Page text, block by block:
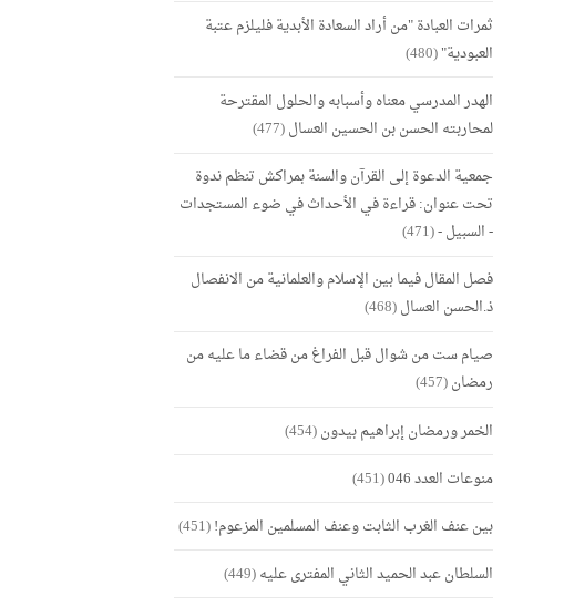
ثمرات العبادة "من أراد السعادة الأبدية فليلزم عتبة
العبودية"(480)
الهدر المدرسي معناه وأسبابه والحلول المقترحة
لمحاربته الحسن بن الحسين العسال(477)
جمعية الدعوة إلى القرآن والسنة بمراكش تنظم ندوة
تحت عنوان: قراءة في الأحداث في ضوء المستجدات
- السبيل -(471)
فصل المقال فيما بين الإسلام والعلمانية من الانفصال
ذ.الحسن العسال(468)
صيام ست من شوال قبل الفراغ من قضاء ما عليه من
رمضان(457)
الخمر ورمضان إبراهيم بيدون(454)
منوعات العدد 046
(451)
بين عنف الغرب الثابت وعنف المسلمين المزعوم!(451)
السلطان عبد الحميد الثاني المفترى عليه(449)